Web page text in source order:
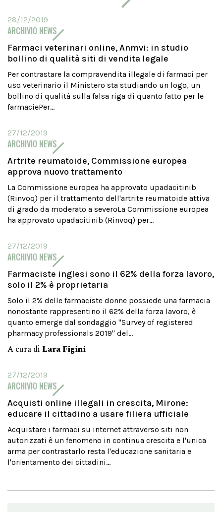
28/12/2019
ARCHIVIO NEWS
Farmaci veterinari online, Anmvi: in studio
bollino di qualità siti di vendita legale
Per contrastare la compravendita illegale di farmaci per
uso veterinario il Ministero sta studiando un logo, un
bollino di qualità sulla falsa riga di quanto fatto per le
farmaciePer...
27/12/2019
ARCHIVIO NEWS
Artrite reumatoide, Commissione europea
approva nuovo trattamento
La Commissione europea ha approvato upadacitinib
(Rinvoq) per il trattamento dell'artrite reumatoide attiva
di grado da moderato a severoLa Commissione europea
ha approvato upadacitinib (Rinvoq) per...
27/12/2019
ARCHIVIO NEWS
Farmaciste inglesi sono il 62% della forza lavoro,
solo il 2% è proprietaria
Solo il 2% delle farmaciste donne possiede una farmacia
nonostante rappresentino il 62% della forza lavoro, è
quanto emerge dal sondaggio "Survey of registered
pharmacy professionals 2019" del...
A cura di Lara Figini
27/12/2019
ARCHIVIO NEWS
Acquisti online illegali in crescita, Mirone:
educare il cittadino a usare filiera ufficiale
Acquistare i farmaci su internet attraverso siti non
autorizzati è un fenomeno in continua crescita e l'unica
arma per contrastarlo resta l'educazione sanitaria e
l'orientamento dei cittadini...